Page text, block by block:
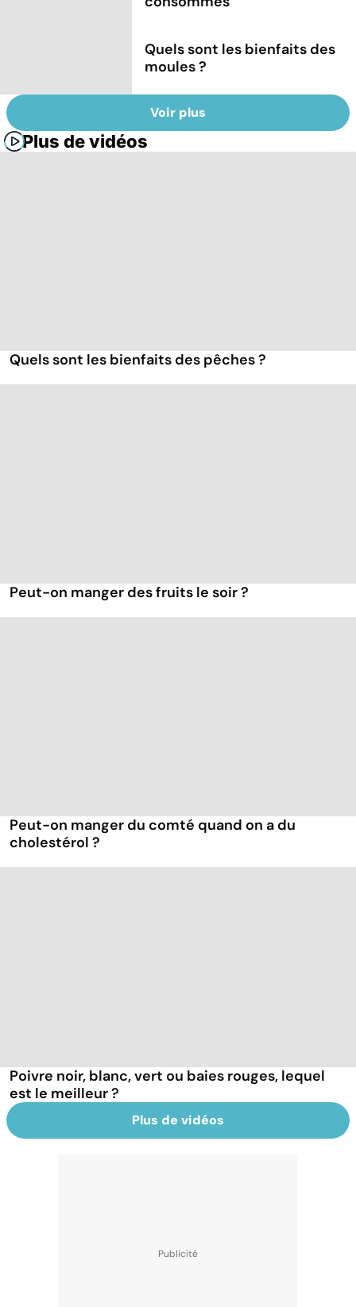
Quels sont les bienfaits des
moules ?
Voir plus
Plus de vidéos
Quels sont les bienfaits des pêches ?
Peut-on manger des fruits le soir ?
Peut-on manger du comté quand on a du
cholestérol ?
Poivre noir, blanc, vert ou baies rouges, lequel
est le meilleur ?
Plus de vidéos